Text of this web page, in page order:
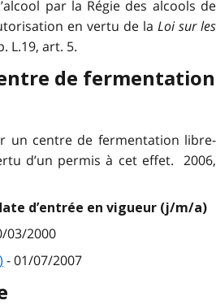
par la Régie des alcools de
en vertu de la Loi sur les
L.19, art. 5.
de fermentation
un centre de fermentation libre-
d’un permis à cet effet. 2006,
d’entrée en vigueur (j/m/a)
03/2000
- 01/07/2007